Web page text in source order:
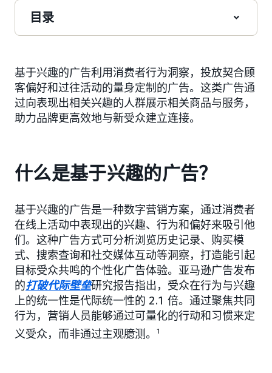
目录
基于兴趣的广告利用消费者行为洞察，投放契合顾
客偏好和过往活动的量身定制的广告。这类广告通
过向表现出相关兴趣的人群展示相关商品与服务，
助力品牌更高效地与新受众建立连接。
什么是基于兴趣的广告？
基于兴趣的广告是一种数字营销方案，通过消费者
在线上活动中表现出的兴趣、行为和偏好来吸引他
们。这种广告方式可分析浏览历史记录、购买模
式、搜索查询和社交媒体互动等洞察，打造能引起
目标受众共鸣的个性化广告体验。亚马逊广告发布
的打破代际壁垒研究报告指出，受众在行为与兴趣
上的统一性是代际统一性的 2.1 倍。通过聚焦共同
行为，营销人员能够通过可量化的行动和习惯来定
义受众，而非通过主观臆测。
1